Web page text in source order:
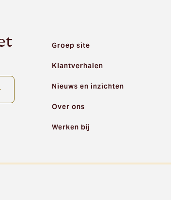
Groep site
Klantverhalen
Nieuws en inzichten
Over ons
Werken bij